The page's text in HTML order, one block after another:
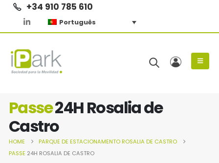
+34 910 785 610
Português
Passe24H Rosalia de
Castro
HOME PARQUE DE ESTACIONAMENTOROSALIA DE CASTRO
PASSE 24H ROSALIA DE CASTRO